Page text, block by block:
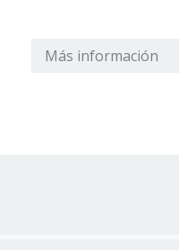
Más información